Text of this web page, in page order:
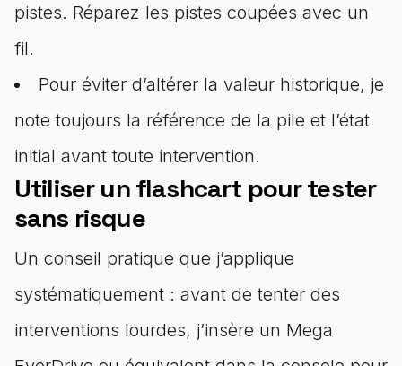
pistes. Réparez les pistes coupées avec un
fil.
Pour éviter d’altérer la valeur historique, je
note toujours la référence de la pile et l’état
initial avant toute intervention.
Utiliser un flashcart pour tester
sans risque
Un conseil pratique que j’applique
systématiquement : avant de tenter des
interventions lourdes, j’insère un Mega